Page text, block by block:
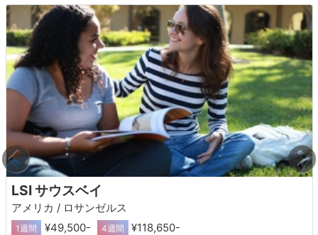
LSI サウスベイ
アメリカ / ロサンゼルス
1週間 ¥49,500- 4週間 ¥118,650-